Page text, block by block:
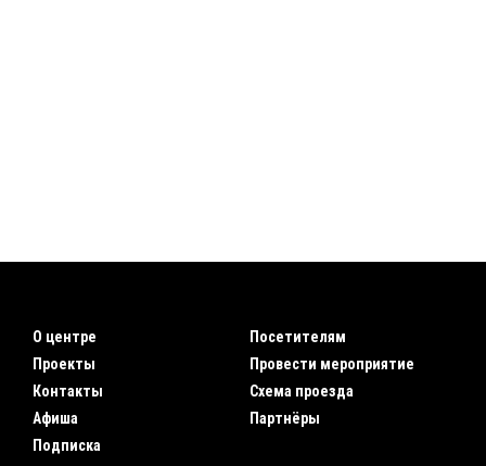
О центре
Проекты
Контакты
Афиша
Подписка
Посетителям
Провести мероприятие
Схема проезда
Партнёры